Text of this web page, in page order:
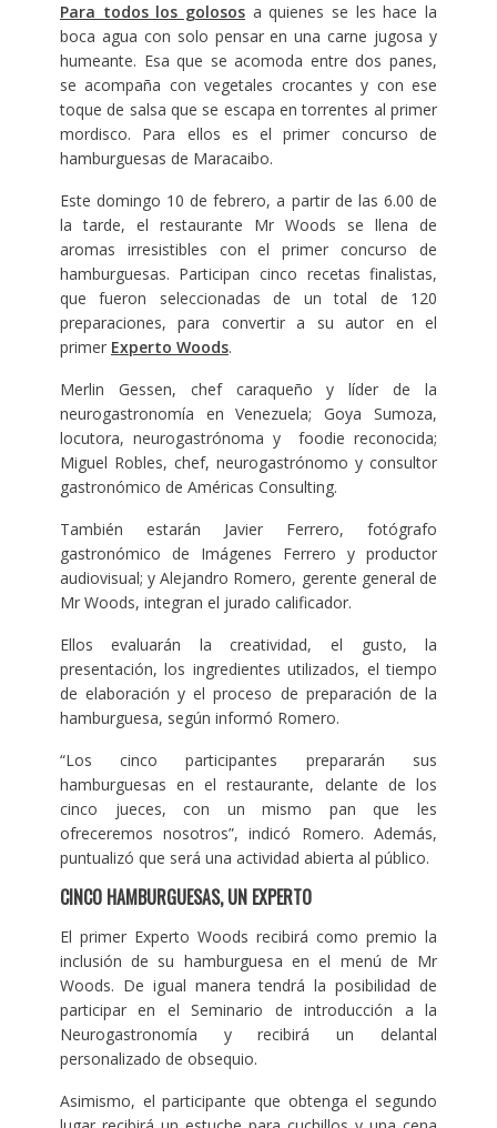
Para todos los golososa quienes se les hace la
boca agua con solo pensar en una carne jugosa y
humeante. Esa que se acomoda entre dos panes,
se acompaña con vegetales crocantes y con ese
toque de salsa que se escapa en torrentes al primer
mordisco. Para ellos es el primer concurso de
hamburguesas de Maracaibo.
Este domingo 10 de febrero, a partir de las 6.00 de
la tarde, el restaurante Mr Woods se llena de
aromas irresistibles con el primer concurso de
hamburguesas. Participan cinco recetas finalistas,
que fueron seleccionadas de un total de 120
preparaciones, para convertir a su autor en el
primer Experto Woods.
Merlin Gessen, chef caraqueño y líder de la
neurogastronomía en Venezuela; Goya Sumoza,
locutora, neurogastrónoma y foodie reconocida;
Miguel Robles, chef, neurogastrónomo y consultor
gastronómico de Américas Consulting.
También estarán Javier Ferrero, fotógrafo
gastronómico de Imágenes Ferrero y productor
audiovisual; y Alejandro Romero, gerente general de
Mr Woods, integran el jurado calificador.
Ellos evaluarán la creatividad, el gusto, la
presentación, los ingredientes utilizados, el tiempo
de elaboración y el proceso de preparación de la
hamburguesa, según informó Romero.
“Los cinco participantes prepararán sus
hamburguesas en el restaurante, delante de los
cinco jueces, con un mismo pan que les
ofreceremos nosotros”, indicó Romero. Además,
puntualizó que será una actividad abierta al público.
CINCO HAMBURGUESAS, UN EXPERTO
El primer Experto Woods recibirá como premio la
inclusión de su hamburguesa en el menú de Mr
Woods. De igual manera tendrá la posibilidad de
participar en el Seminario de introducción a la
Neurogastronomía y recibirá un delantal
personalizado de obsequio.
Asimismo, el participante que obtenga el segundo